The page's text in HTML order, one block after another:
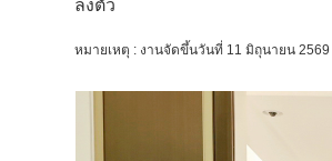
ลงตัว
หมายเหตุ : งานจัดขึ้นวันที่ 11 มิถุนายน 2569